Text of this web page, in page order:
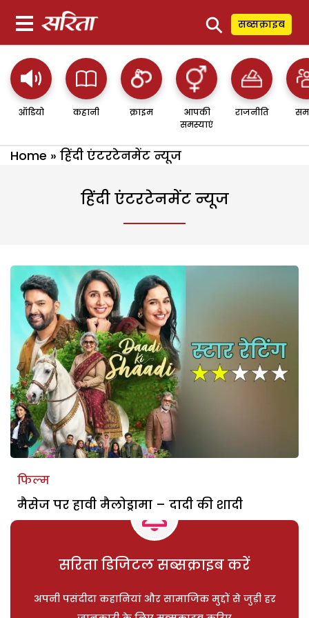
⚲ सब्सक्राइब
ऑडियो कहानी क्राइम
आपकी
समस्याएं
राजनीति
Home » हिंदी एंटरटेनमेंट न्यूज
हिंदी एंटरटेनमेंट न्यूज
फिल्म
मैसेज पर हावी मैलोड्रामा – दादी की शादी
सरिता डिजिटल सब्सक्राइब करें
अपनी पसंदीदा कहानियां और सामाजिक मुद्दों से जुड़ी हर